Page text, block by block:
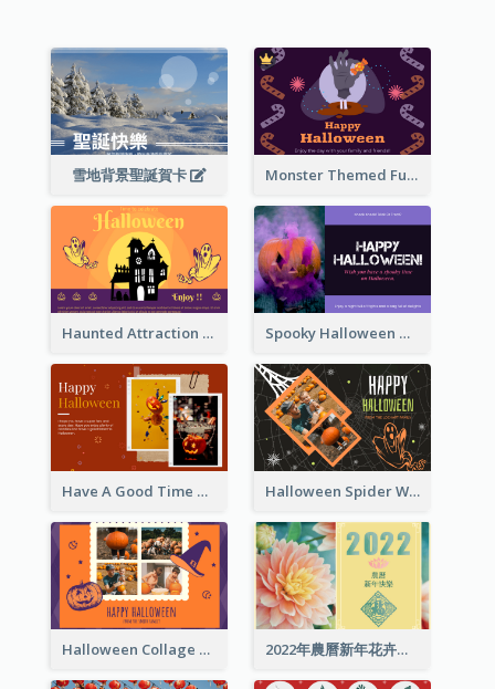
雪地背景聖誕賀卡 Monster Themed Fun Halloween Greeting Card
Haunted Attraction Themed Halloween Card Spooky Halloween Greeting Card
Have A Good Time This Halloween Greeting Card Halloween Spider Web Greeting Card
Halloween Collage Greeting Card 2022年農曆新年花卉照片賀卡